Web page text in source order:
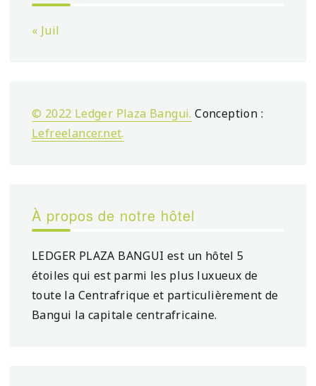
« Juil
© 2022 Ledger Plaza Bangui. Conception :
Lefreelancer.net.
À propos de notre hôtel
LEDGER PLAZA BANGUI est un hôtel 5
étoiles qui est parmi les plus luxueux de
toute la Centrafrique et particulièrement de
Bangui la capitale centrafricaine.